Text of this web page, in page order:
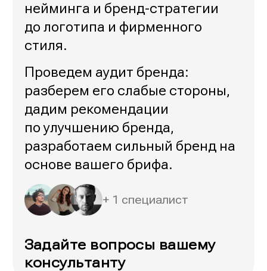
нейминга и бренд-стратегии
до логотипа и фирменного
стиля.
Проведем аудит бренда:
разберем его слабые стороны,
дадим рекомендации
по улучшению бренда,
разработаем сильный бренд на
основе вашего брифа.
+ 1 специалист
Задайте вопросы вашему
консультанту